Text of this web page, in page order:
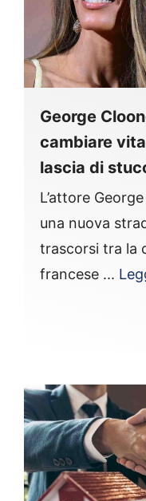
George
cambiare
lascia di
L’attore
una nuova
trascorsi tra la
francese ...